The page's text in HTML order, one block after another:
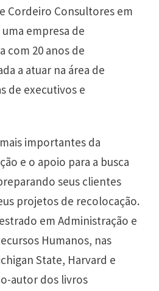
Cordeiro Consultores em
empresa de
com 20 anos de
a atuar na área de
de executivos e
importantes da
e o apoio para a busca
seus clientes
projetos de recolocação.
em Administração e
Humanos, nas
State, Harvard e
autor dos livros